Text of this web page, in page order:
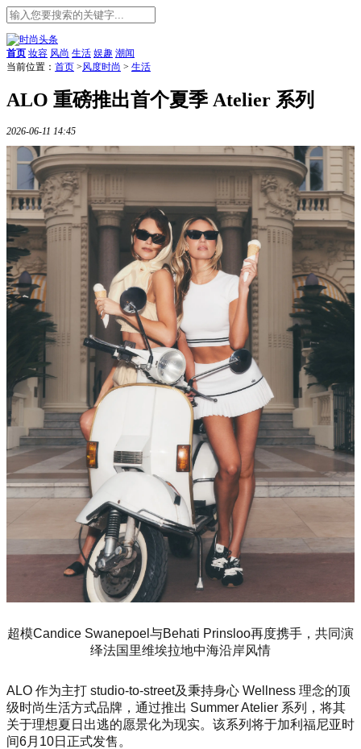
首页 妆容 风尚 生活 娱趣 潮闻
当前位置： 首页 >风度时尚 > 生活
ALO 重磅推出首个夏季 Atelier 系列
2026-06-11 14:45
超模Candice Swanepoel与Behati Prinsloo再度携手，共同演
绎法国里维埃拉地中海沿岸风情
ALO 作为主打 studio-to-street及秉持身心 Wellness 理念的顶
级时尚生活方式品牌，通过推出 Summer Atelier 系列，将其
关于理想夏日出逃的愿景化为现实。该系列将于加利福尼亚时
间6月10日正式发售。